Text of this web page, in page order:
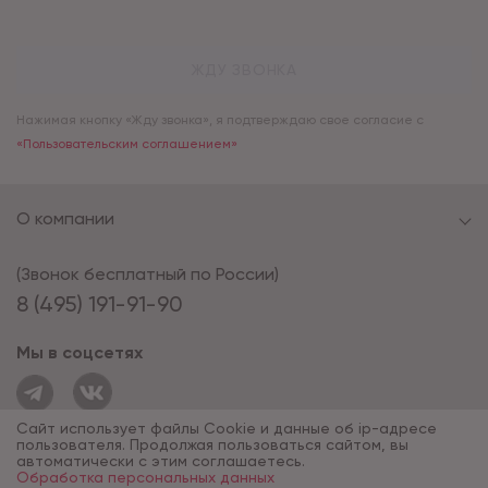
Нажимая кнопку «Жду звонка», я подтверждаю свое согласие с
«Пользовательским соглашением»
8 (495) 191-91-90
(Звонок бесплатный по России)
Мы в соцсетях
О компании
© 1994 - 2026*, «ОПУС ТД»
Сайт использует файлы Cookie и данные об ip-адресе
пользователя. Продолжая пользоваться сайтом, вы
автоматически с этим соглашаетесь.
Обработка персональных данных